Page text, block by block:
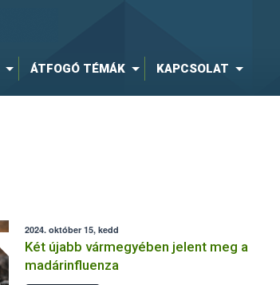
ÁTFOGÓ TÉMÁK KAPCSOLAT
2024. október 15, kedd
Két újabb vármegyében jelent meg a
madárinfluenza